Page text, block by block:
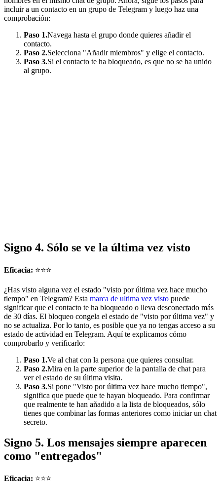
incluir a un contacto en un grupo de Telegram y luego haz una
comprobación:
Paso 1.Navega hasta el grupo donde quieres añadir el
contacto.
Paso 2.Selecciona "Añadir miembros" y elige el contacto.
Paso 3.Si el contacto te ha bloqueado, es que no se ha unido
al grupo.
Signo 4. Sólo se ve la última vez visto
Eficacia: ⭐⭐⭐
¿Has visto alguna vez el estado "visto por última vez hace mucho
tiempo" en Telegram? Esta marca de ultima vez visto puede
significar que el contacto te ha bloqueado o lleva desconectado más
de 30 días. El bloqueo congela el estado de "visto por última vez" y
no se actualiza. Por lo tanto, es posible que ya no tengas acceso a su
estado de actividad en Telegram. Aquí te explicamos cómo
comprobarlo y verificarlo:
Paso 1.Ve al chat con la persona que quieres consultar.
Paso 2.Mira en la parte superior de la pantalla de chat para
ver el estado de su última visita.
Paso 3.Si pone "Visto por última vez hace mucho tiempo",
significa que puede que te hayan bloqueado. Para confirmar
que realmente te han añadido a la lista de bloqueados, sólo
tienes que combinar las formas anteriores como iniciar un chat
secreto.
Signo 5. Los mensajes siempre aparecen
como "entregados"
Eficacia: ⭐⭐⭐